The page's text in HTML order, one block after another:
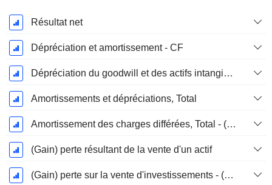
Période
Fiscale:
Décembre
Résultat net
Dépréciation et amortissement - CF
Dépréciation du goodwill et des actifs intangibles
Amortissements et dépréciations, Total
Amortissement des charges différées, Total - (CF)
(Gain) perte résultant de la vente d'un actif
(Gain) perte sur la vente d'investissements - (CF)